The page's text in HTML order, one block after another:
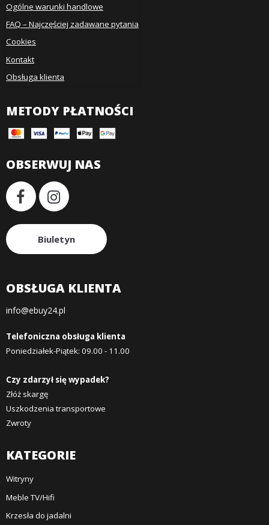
Ogólne warunki handlowe
FAQ – Najczęściej zadawane pytania
Cookies
Kontakt
Obsługa klienta
METODY PŁATNOŚCI
OBSERWUJ NAS
Biuletyn
OBSŁUGA KLIENTA
info@ebuy24.pl
Telefoniczna obsługa klienta
Poniedziałek-Piątek: 09.00 - 11.00
Czy zdarzył się wypadek?
Złóż skargę
Uszkodzenia transportowe
Zwroty
KATEGORIE
Witryny
Meble TV/Hifi
Krzesła do jadalni